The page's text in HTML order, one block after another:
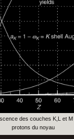
des couches K,L et
protons du noyau